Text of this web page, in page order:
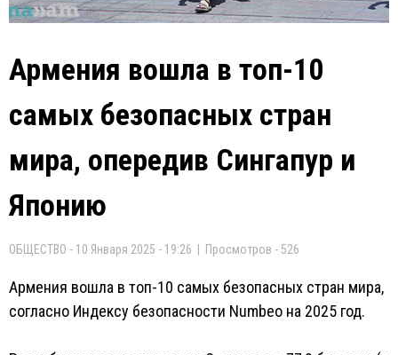
Армения вошла в топ-10
самых безопасных стран
мира, опередив Сингапур и
Японию
ОБЩЕСТВО - 10 Января 2025 - 19:26 | Просмотров - 526
Армения вошла в топ-10 самых безопасных стран мира,
согласно Индексу безопасности Numbeo на 2025 год.